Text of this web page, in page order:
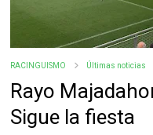
RACINGUISMO Últimas noticias
Rayo
Sigue la fiesta